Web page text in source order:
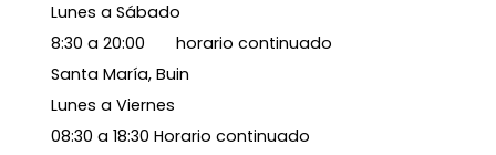
Lunes a Sábado
8:30 a 20:00 horario continuado
Santa María, Buin
Lunes a Viernes
08:30 a 18:30 Horario continuado